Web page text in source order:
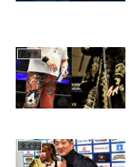
タイチ
タイチ